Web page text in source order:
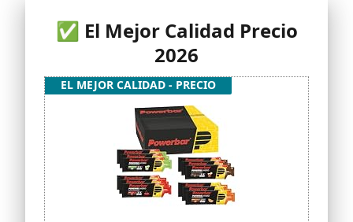
✅ El Mejor Calidad Precio
2026
EL MEJOR CALIDAD - PRECIO